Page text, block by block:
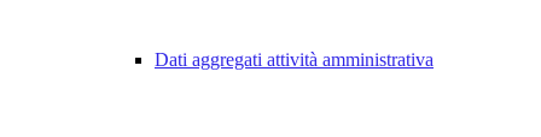
Dati aggregati attività amministrativa